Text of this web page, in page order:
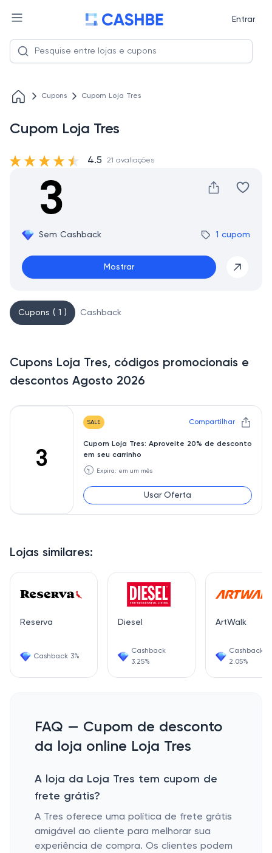
Entrar
Cupons Cupom Loja Tres
Cupom Loja Tres
Sem Cashback 1 cupom
Mostrar
4.5 21 avaliações
Lojas similares:
Reserva
Cashback 3%
Diesel
Cashback
3.25%
ArtWalk
Cashback
2.05%
Cupons ( 1 ) Cashback
Cupons Loja Tres, códigos promocionais e
descontos Agosto 2026
SALE Compartilhar
Cupom Loja Tres: Aproveite 20% de desconto
em seu carrinho
🕥 Expira: em um mês
Usar Oferta
FAQ — Cupom de desconto
da loja online Loja Tres
A loja da Loja Tres tem cupom de
frete grátis?
A Tres oferece uma política de frete grátis
amigável ao cliente para melhorar sua
experiência de compra. Os clientes podem